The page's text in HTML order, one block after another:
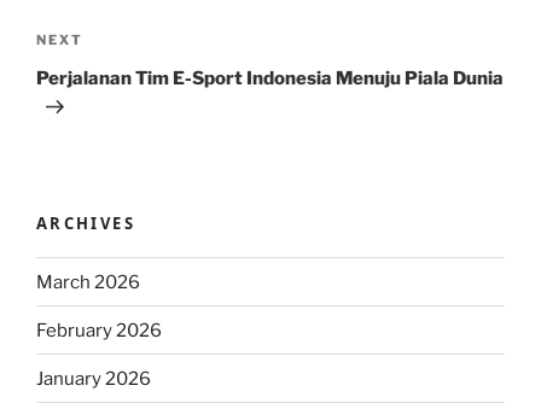
Next
Post
NEXT
Perjalanan Tim E-Sport Indonesia Menuju Piala Dunia
ARCHIVES
March 2026
February 2026
January 2026